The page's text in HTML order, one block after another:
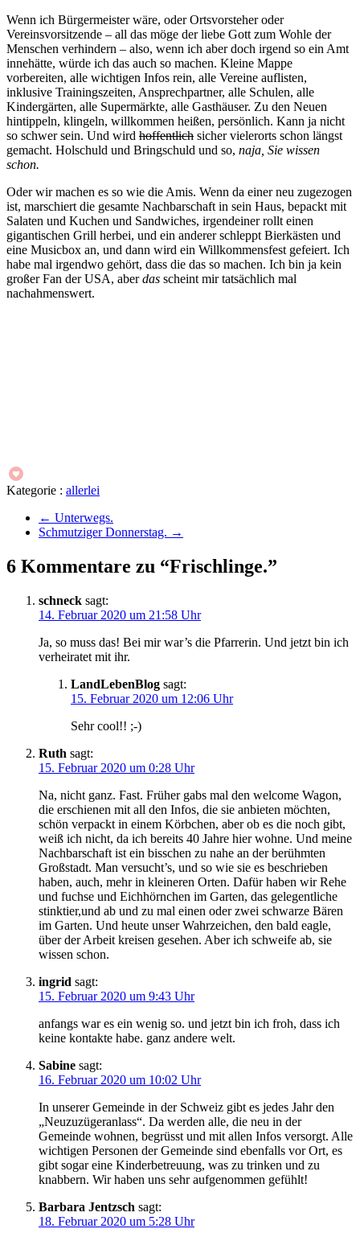
Wenn ich Bürgermeister wäre, oder Ortsvorsteher oder
Vereinsvorsitzende – all das möge der liebe Gott zum Wohle der
Menschen verhindern – also, wenn ich aber doch irgend so ein Amt
innehätte, würde ich das auch so machen. Kleine Mappe
vorbereiten, alle wichtigen Infos rein, alle Vereine auflisten,
inklusive Trainingszeiten, Ansprechpartner, alle Schulen, alle
Kindergärten, alle Supermärkte, alle Gasthäuser. Zu den Neuen
hintippeln, klingeln, willkommen heißen, persönlich. Kann ja nicht
so schwer sein. Und wird hoffentlich sicher vielerorts schon längst
gemacht. Holschuld und Bringschuld und so, naja, Sie wissen
schon.
Oder wir machen es so wie die Amis. Wenn da einer neu zugezogen
ist, marschiert die gesamte Nachbarschaft in sein Haus, bepackt mit
Salaten und Kuchen und Sandwiches, irgendeiner rollt einen
gigantischen Grill herbei, und ein anderer schleppt Bierkästen und
eine Musicbox an, und dann wird ein Willkommensfest gefeiert. Ich
habe mal irgendwo gehört, dass die das so machen. Ich bin ja kein
großer Fan der USA, aberdas scheint mir tatsächlich mal
nachahmenswert.
Kategorie : allerlei
← Unterwegs.
Schmutziger Donnerstag. →
6 Kommentare zu “Frischlinge.”
schneck sagt:
14. Februar 2020 um 21:58 Uhr
Ja, so muss das! Bei mir war’s die Pfarrerin. Und jetzt bin ich
verheiratet mit ihr.
LandLebenBlog sagt:
15. Februar 2020 um 12:06 Uhr
Sehr cool!! ;-)
Ruth sagt:
15. Februar 2020 um 0:28 Uhr
Na, nicht ganz. Fast. Früher gabs mal den welcome Wagon,
die erschienen mit all den Infos, die sie anbieten möchten,
schön verpackt in einem Körbchen, aber ob es die noch gibt,
weiß ich nicht, da ich bereits 40 Jahre hier wohne. Und meine
Nachbarschaft ist ein bisschen zu nahe an der berühmten
Großstadt. Man versucht’s, und so wie sie es beschrieben
haben, auch, mehr in kleineren Orten. Dafür haben wir Rehe
und fuchse und Eichhörnchen im Garten, das gelegentliche
stinktier,und ab und zu mal einen oder zwei schwarze Bären
im Garten. Und heute unser Wahrzeichen, den bald eagle,
über der Arbeit kreisen gesehen. Aber ich schweife ab, sie
wissen schon.
ingrid sagt:
15. Februar 2020 um 9:43 Uhr
anfangs war es ein wenig so. und jetzt bin ich froh, dass ich
keine kontakte habe. ganz andere welt.
Sabine sagt:
16. Februar 2020 um 10:02 Uhr
In unserer Gemeinde in der Schweiz gibt es jedes Jahr den
„Neuzuzügeranlass“. Da werden alle, die neu in der
Gemeinde wohnen, begrüsst und mit allen Infos versorgt. Alle
wichtigen Personen der Gemeinde sind ebenfalls vor Ort, es
gibt sogar eine Kinderbetreuung, was zu trinken und zu
knabbern. Wir haben uns sehr aufgenommen gefühlt!
Barbara Jentzsch sagt:
18. Februar 2020 um 5:28 Uhr